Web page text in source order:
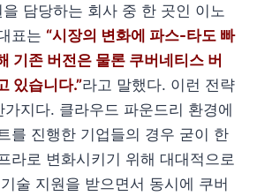
담당하는 회사 중 한 곳인 이노
표는 “시장의 변화에 파스-타도 빠
기존 버전은 물론 쿠버네티스 버
있습니다.”라고 말했다. 이런 전략
지다. 클라우드 파운드리 환경에
를 진행한 기업들의 경우 굳이 한
라로 변화시키기 위해 대대적으로
술 지원을 받으면서 동시에 쿠버